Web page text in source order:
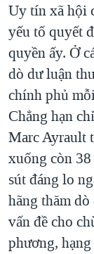
THỂ THAO
GIÁO DỤC
CHI PHÍ
CÁC GIÁ TRỊ
THƯỢNG
TRỊNH VĨNH
NGƯ DÂN
BÊN KIA
QUAN HỆ
Uy tín xã hội
yếu tố quyết
quyền ấy. Ở
dò dư luận
chính phủ
Chẳng hạn
Marc Ayrault
xuống còn
sút đáng lo
hãng thăm
vấn đề cho
phương,